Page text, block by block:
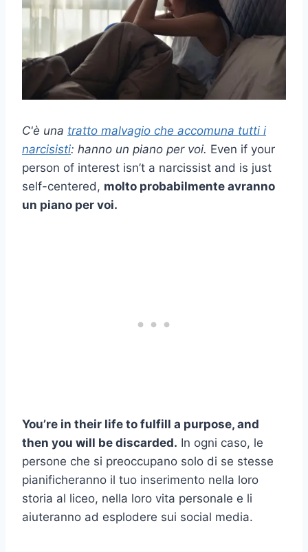
C'è una tratto malvagio che accomuna tutti i
narcisisti: hanno un piano per voi. Even if your
person of interest isn’t a narcissist and is just
self-centered, molto probabilmente avranno
un piano per voi.
You’re in their life to fulfill a purpose, and
then you will be discarded. In ogni caso, le
persone che si preoccupano solo di se stesse
pianificheranno il tuo inserimento nella loro
storia al liceo, nella loro vita personale e li
aiuteranno ad esplodere sui social media.